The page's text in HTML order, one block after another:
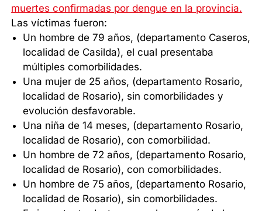
muertes confirmadas por dengue en la provincia.
Las víctimas fueron:
Un hombre de 79 años, (departamento Caseros,
localidad de Casilda), el cual presentaba
múltiples comorbilidades.
Una mujer de 25 años, (departamento Rosario,
localidad de Rosario), sin comorbilidades y
evolución desfavorable.
Una niña de 14 meses, (departamento Rosario,
localidad de Rosario), con comorbilidad.
Un hombre de 72 años, (departamento Rosario,
localidad de Rosario), con comorbilidades.
Un hombre de 75 años, (departamento Rosario,
localidad de Rosario), sin comorbilidades.